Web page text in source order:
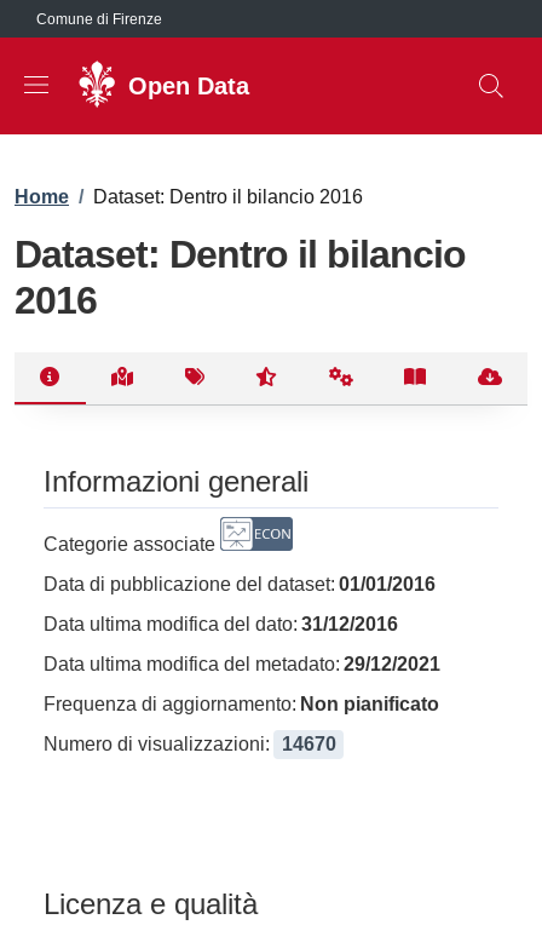
Salta al contenuto principale
Comune di Firenze
Open Data
Briciole di pane
Home / Dataset: Dentro il bilancio 2016
Dataset: Dentro il bilancio
2016
Informazioni generali
Categorie associate
Data di pubblicazione del dataset: 01/01/2016
Data ultima modifica del dato: 31/12/2016
Data ultima modifica del metadato: 29/12/2021
Frequenza di aggiornamento: Non pianificato
Numero di visualizzazioni:
14670
Licenza e qualità